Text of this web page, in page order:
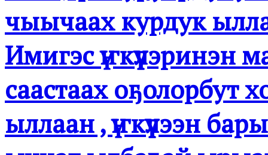
чыычаах курдук
Имигэс
саастаах оҕолорбут
ыллаан , үҥкүүлээн